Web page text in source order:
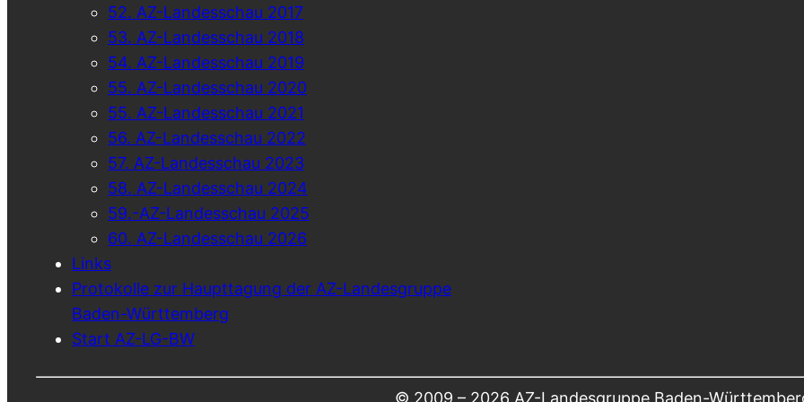
52. AZ-Landesschau 2017
53. AZ-Landesschau 2018
54. AZ-Landesschau 2019
55. AZ-Landesschau 2020
55. AZ-Landesschau 2021
56. AZ-Landesschau 2022
57. AZ-Landesschau 2023
58. AZ-Landesschau 2024
59.-AZ-Landesschau 2025
60. AZ-Landesschau 2026
Links
Protokolle zur Haupttagung der AZ-Landesgruppe
Baden-Württemberg
Start AZ-LG-BW
© 2009 – 2026 AZ-Landesgruppe Baden-